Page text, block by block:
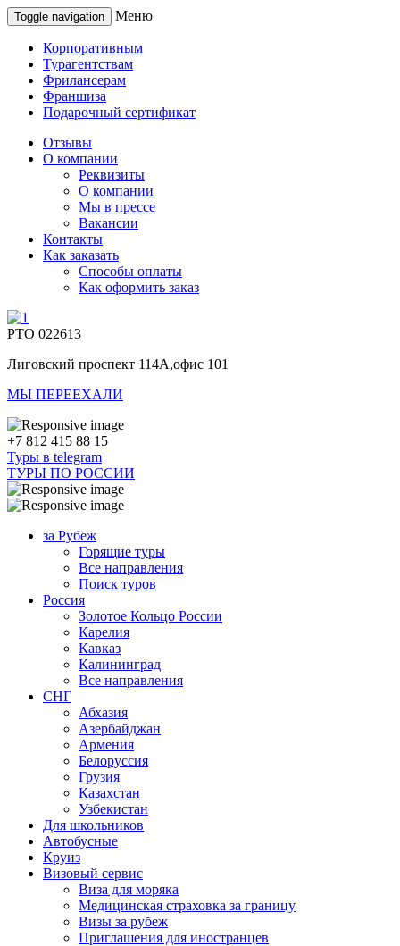
Toggle navigation Меню
Корпоративным
Турагентствам
Фрилансерам
Франшиза
Подарочный сертификат
Отзывы
О компании
Реквизиты
О компании
Мы в прессе
Вакансии
Контакты
Как заказать
Способы оплаты
Как оформить заказ
РТО 022613
Лиговский проспект 114А,офис 101
МЫ ПЕРЕЕХАЛИ
+7 812 415 88 15
Туры в telegram
ТУРЫ ПО РОССИИ
за Рубеж
Горящие туры
Все направления
Поиск туров
Россия
Золотое Кольцо России
Карелия
Кавказ
Калининград
Все направления
СНГ
Абхазия
Азербайджан
Армения
Белоруссия
Грузия
Казахстан
Узбекистан
Для школьников
Автобусные
Круиз
Визовый сервис
Виза для моряка
Медицинская страховка за границу
Визы за рубеж
Приглашения для иностранцев